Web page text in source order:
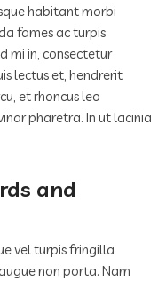
habitant morbi
fames ac turpis
mi in, consectetur
lectus et, hendrerit
et rhoncus leo
pharetra. In ut lacinia
and
vel turpis fringilla
non porta. Nam